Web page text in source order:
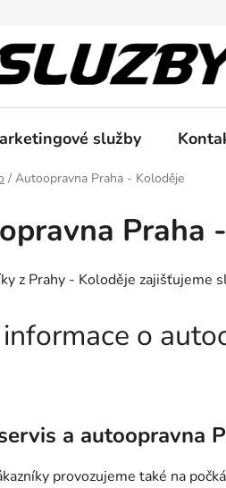
služby
/ Autoopravna Praha - Koloděje
Praha
z Prahy - Koloděje zajišťujeme
o
a autoopravna
provozujeme také na